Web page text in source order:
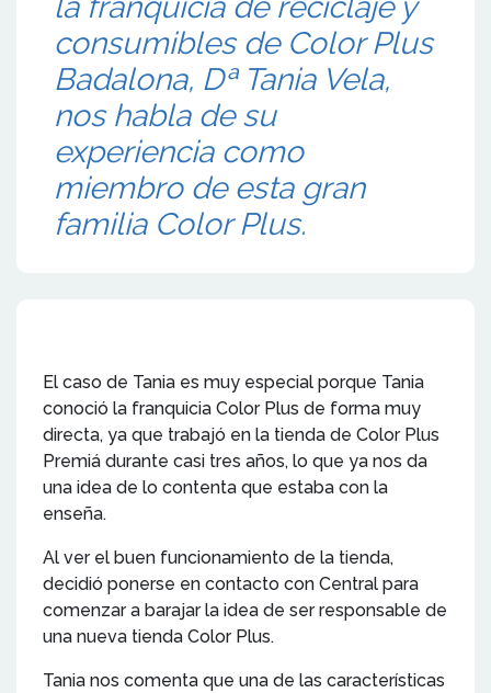
la franquicia de reciclaje y
consumibles de Color Plus
Badalona, Dª Tania Vela,
nos habla de su
experiencia como
miembro de esta gran
familia Color Plus.
El caso de Tania es muy especial porque Tania
conoció la franquicia Color Plus de forma muy
directa, ya que trabajó en la tienda de Color Plus
Premiá durante casi tres años, lo que ya nos da
una idea de lo contenta que estaba con la
enseña.
Al ver el buen funcionamiento de la tienda,
decidió ponerse en contacto con Central para
comenzar a barajar la idea de ser responsable de
una nueva tienda Color Plus.
Tania nos comenta que una de las características